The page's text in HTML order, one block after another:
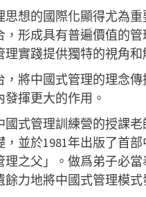
想的國際化顯得尤為
形成具有普遍價值的
實踐提供獨特的視角和
將中國式管理的理念
揮更大的作用。
式管理訓練營的授課
並於1981年出版了首
之父」。做爲弟子必
力地將中國式管理模式